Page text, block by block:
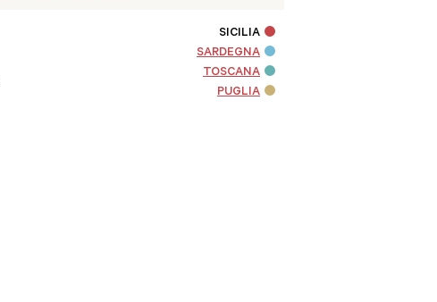
SICILIA
SARDEGNA
TOSCANA
PUGLIA